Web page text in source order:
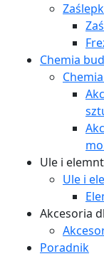
Chemia
Ule i
Ule i
Akcesoria
Poradnik